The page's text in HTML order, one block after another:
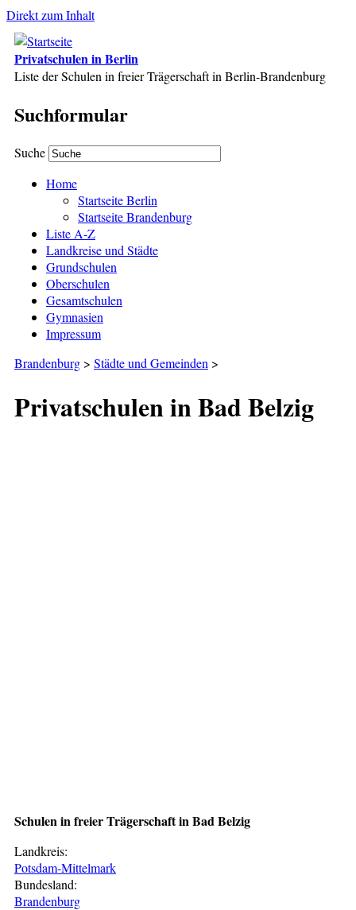
Direkt zum Inhalt
Privatschulen in Berlin
Liste der Schulen in freier Trägerschaft in Berlin-Brandenburg
Suchformular
Suche
Home
Startseite Berlin
Startseite Brandenburg
Liste A-Z
Landkreise und Städte
Grundschulen
Oberschulen
Gesamtschulen
Gymnasien
Impressum
Brandenburg > Städte und Gemeinden >
Privatschulen in Bad Belzig
Schulen in freier Trägerschaft in Bad Belzig
Landkreis:
Potsdam-Mittelmark
Bundesland:
Brandenburg